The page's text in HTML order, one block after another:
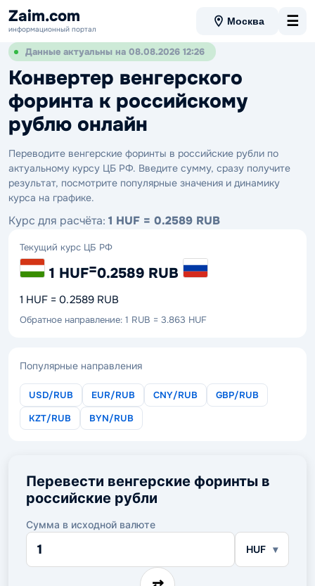
Zaim.com
информационный портал
Москва ☰
Данные актуальны на 08.08.2026 12:26
Конвертер венгерского
форинта к российскому
рублю онлайн
Переводите венгерские форинты в российские рубли по
актуальному курсу ЦБ РФ. Введите сумму, сразу получите
результат, посмотрите популярные значения и динамику
курса на графике.
Курс для расчёта: 1 HUF = 0.2589 RUB
Текущий курс ЦБ РФ
1 HUF=0.2589 RUB
1 HUF = 0.2589 RUB
Обратное направление: 1 RUB = 3.863 HUF
Популярные направления
USD/RUB EUR/RUB CNY/RUB
GBP/RUB
KZT/RUB
BYN/RUB
Перевести венгерские форинты в
российские рубли
Сумма в исходной валюте
Сумма
исходной
HUF